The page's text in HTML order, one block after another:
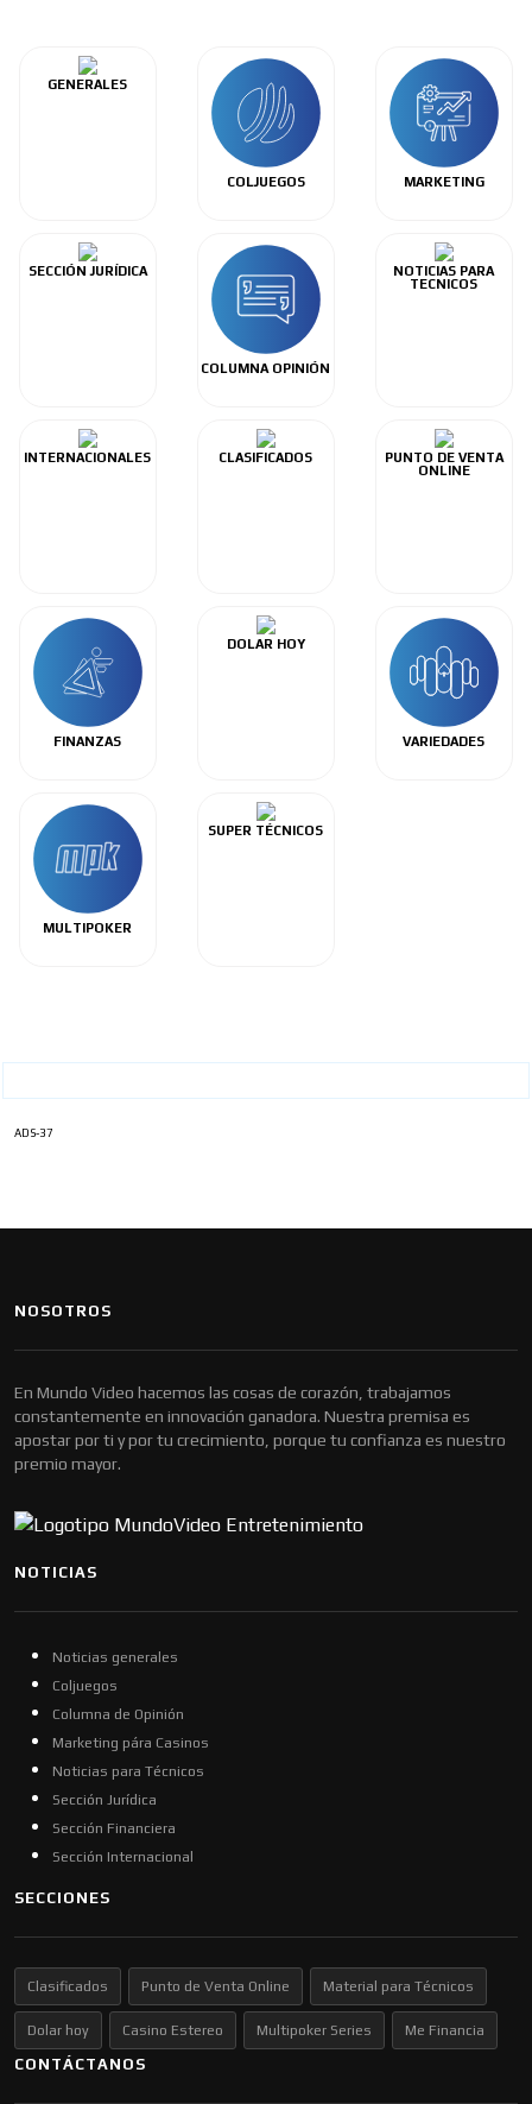
GENERALES
COLJUEGOS MARKETING
SECCIÓN JURÍDICA
COLUMNA OPINIÓN
NOTICIAS PARA
TECNICOS
INTERNACIONALES CLASIFICADOS
PUNTO DE VENTA
ONLINE
FINANZAS
DOLAR HOY
VARIEDADES
MULTIPOKER
SUPER TÉCNICOS
ADS-37
NOSOTROS
En Mundo Video hacemos las cosas de corazón, trabajamos
constantemente en innovación ganadora. Nuestra premisa es
apostar por ti y por tu crecimiento, porque tu confianza es nuestro
premio mayor.
NOTICIAS
Noticias generales
Coljuegos
Columna de Opinión
Marketing pára Casinos
Noticias para Técnicos
Sección Jurídica
Sección Financiera
Sección Internacional
SECCIONES
Clasificados Punto de Venta Online Material para Técnicos
Dolar hoy Casino Estereo Multipoker Series Me Financia
CONTÁCTANOS